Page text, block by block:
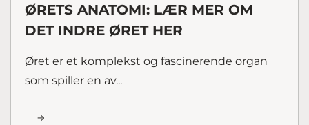
ØRETS ANATOMI: LÆR MER OM
DET INDRE ØRET HER
Øret er et komplekst og fascinerende organ
som spiller en av...